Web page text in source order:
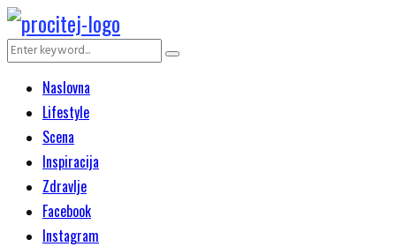
Search
Search
Naslovna
Lifestyle
Scena
Inspiracija
Zdravlje
Facebook
Instagram